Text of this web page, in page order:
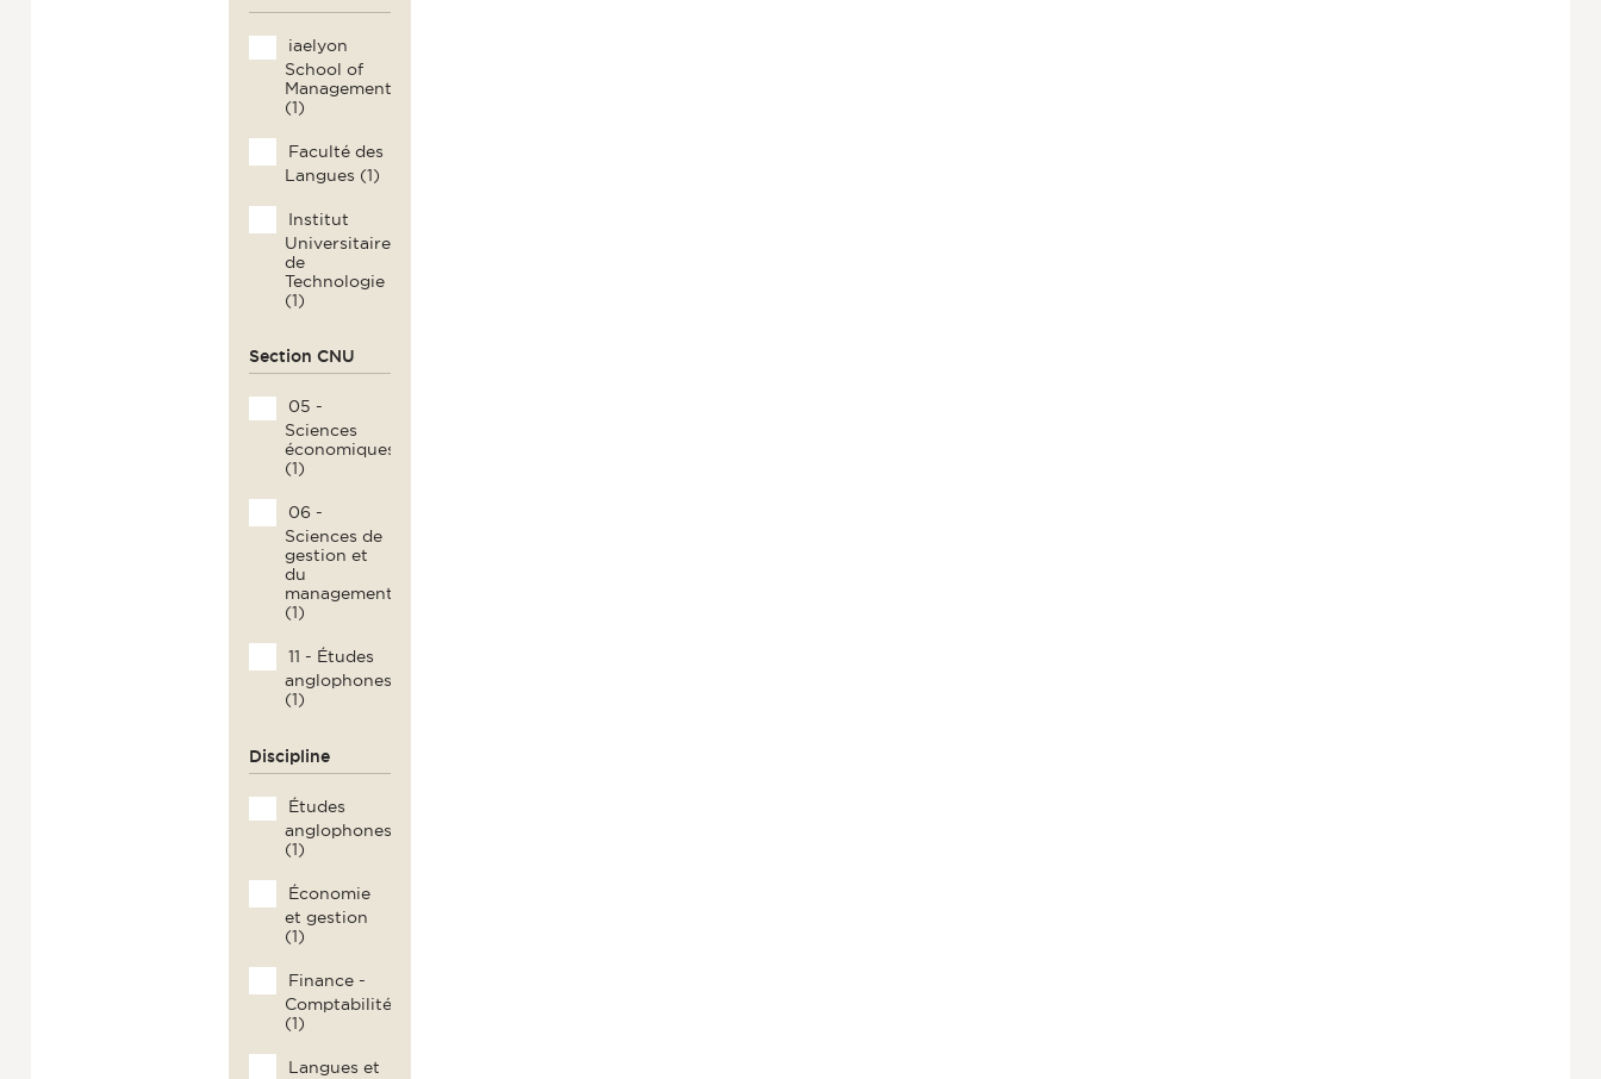
iaelyon
School of
Management
(1)
Faculté des
Langues (1)
Institut
Universitaire
de
Technologie
(1)
Section CNU
05 -
Sciences
économiques
(1)
06 -
Sciences de
gestion et
du
management
(1)
11 - Études
anglophones
(1)
Discipline
Études
anglophones
(1)
Économie
et gestion
(1)
Finance -
Comptabilité
(1)
Langues et